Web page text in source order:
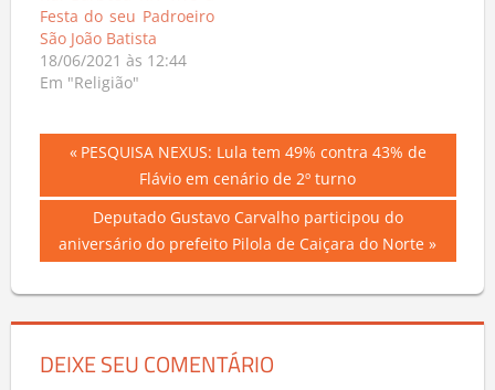
Festa do seu Padroeiro
São João Batista
18/06/2021 às 12:44
Em "Religião"
Navegação
de
Post
Previous
PESQUISA NEXUS: Lula tem 49% contra 43% de
Flávio em cenário de 2º turno
Next
Post:
Deputado Gustavo Carvalho participou do
aniversário do prefeito Pilola de Caiçara do Norte
DEIXE SEU COMENTÁRIO